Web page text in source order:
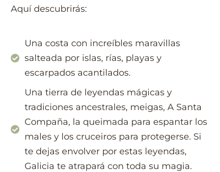
Aquí descubrirás:
Una costa con increíbles maravillas
salteada por islas, rías, playas y
escarpados acantilados.
Una tierra de leyendas mágicas y
tradiciones ancestrales, meigas, A Santa
Compaña, la queimada para espantar los
males y los cruceiros para protegerse. Si
te dejas envolver por estas leyendas,
Galicia te atrapará con toda su magia.